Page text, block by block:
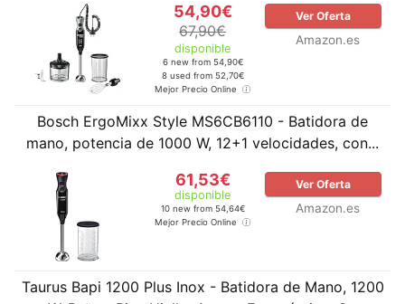
54,90€
67,90€
disponible
6 new from 54,90€
8 used from 52,70€
Mejor Precio Online
Ver Oferta
Amazon.es
Bosch ErgoMixx Style MS6CB6110 - Batidora de
mano, potencia de 1000 W, 12+1 velocidades, con...
61,53€
disponible
10 new from 54,64€
Mejor Precio Online
Ver Oferta
Amazon.es
Taurus Bapi 1200 Plus Inox - Batidora de Mano, 1200